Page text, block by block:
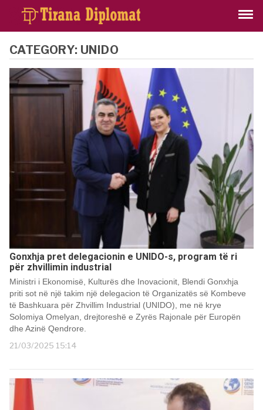
CATEGORY: UNIDO
Gonxhja pret delegacionin e UNIDO-s, program të ri
për zhvillimin industrial
Ministri i Ekonomisë, Kulturës dhe Inovacionit, Blendi Gonxhja
priti sot në një takim një delegacion të Organizatës së Kombeve
të Bashkuara për Zhvillim Industrial (UNIDO), me në krye
Solomiya Omelyan, drejtoreshë e Zyrës Rajonale për Europën
dhe Azinë Qendrore.
21/03/2025 15:14